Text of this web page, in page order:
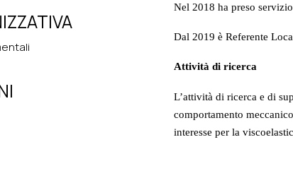
Nel 2018 ha preso
Dal 2019 è Referente
Attività di ricerca
L’attività di ricerca e di
comportamento
interesse per la